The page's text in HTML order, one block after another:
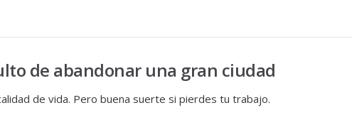
de abandonar una gran ciudad
de vida. Pero buena suerte si pierdes tu trabajo.